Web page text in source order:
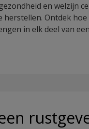
en welzijn
herstellen. Ontdek
in elk deel van